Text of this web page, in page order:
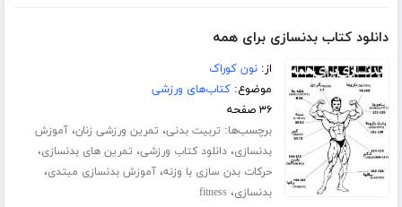
دانلود کتاب بدنسازی برای همه
از:نون کوراک
موضوع:کتاب‌های ورزشی
۳۶ صفحه
برچسب‌ها: تربیت بدنی، تمرین ورزشی زنان،آموزش
بدنسازی،دانلود کتاب ورزشی، تمرین های بدنسازی،
حرکات بدن سازی با وزنه،آموزش بدنسازی مبتدی،
بدنسازی،fitness